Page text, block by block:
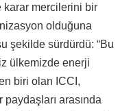
karar mercilerini bir
olduğuna
şekilde sürdürdü: “Bu
ülkemizde enerji
biri olan ICCI,
arasında